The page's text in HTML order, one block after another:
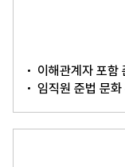
이해관계자 포함
임직원 준법 문화